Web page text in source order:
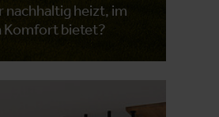
nachhaltig heizt, im
Komfort bietet?